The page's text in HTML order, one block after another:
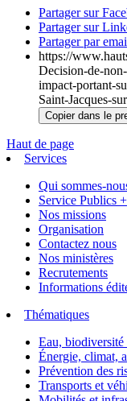
Partager sur
Partager sur
Partager par
https://
Decision-de-
impact-portant-
Saint-Jacques-
Copier dans le
Haut de page
Services
Qui sommes-
Service Publics +
Nos missions
Organisation
Contactez nous
Nos ministères
Recrutements
Informations
Thématiques
Eau, biodiversité
Énergie, climat,
Prévention des
Transports et